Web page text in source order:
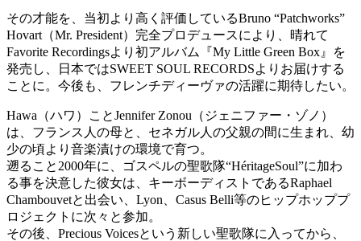
その才能を、当初より高く評価しているBruno “Patchworks”
Hovart（Mr. President）完全プロデュースにより、晴れて
Favorite Recordingsより初アルバム『My Little Green Box』を
発売し、日本ではSWEET SOUL RECORDSよりお届けする
ことに。今後も、フレンチディーヴァの活躍に期待したい。
Hawa（ハワ）ことJennifer Zonou（ジェニファー・ゾノ）
は、フランス人の母と、セネガル人の父親の間に生まれ、幼
少の頃より音楽漬けの環境で育つ。
遡ること2000年に、ゴスペルの聖歌隊“HéritageSoul”に加わ
る事を決意した彼女は、キーボーディストであるRaphael
Chambouvetと出会い、Lyon、Casus Belli等のヒップホッププ
ロジェクトに次々と参加。
その後、Precious Voicesという新しい聖歌隊に入ってから、